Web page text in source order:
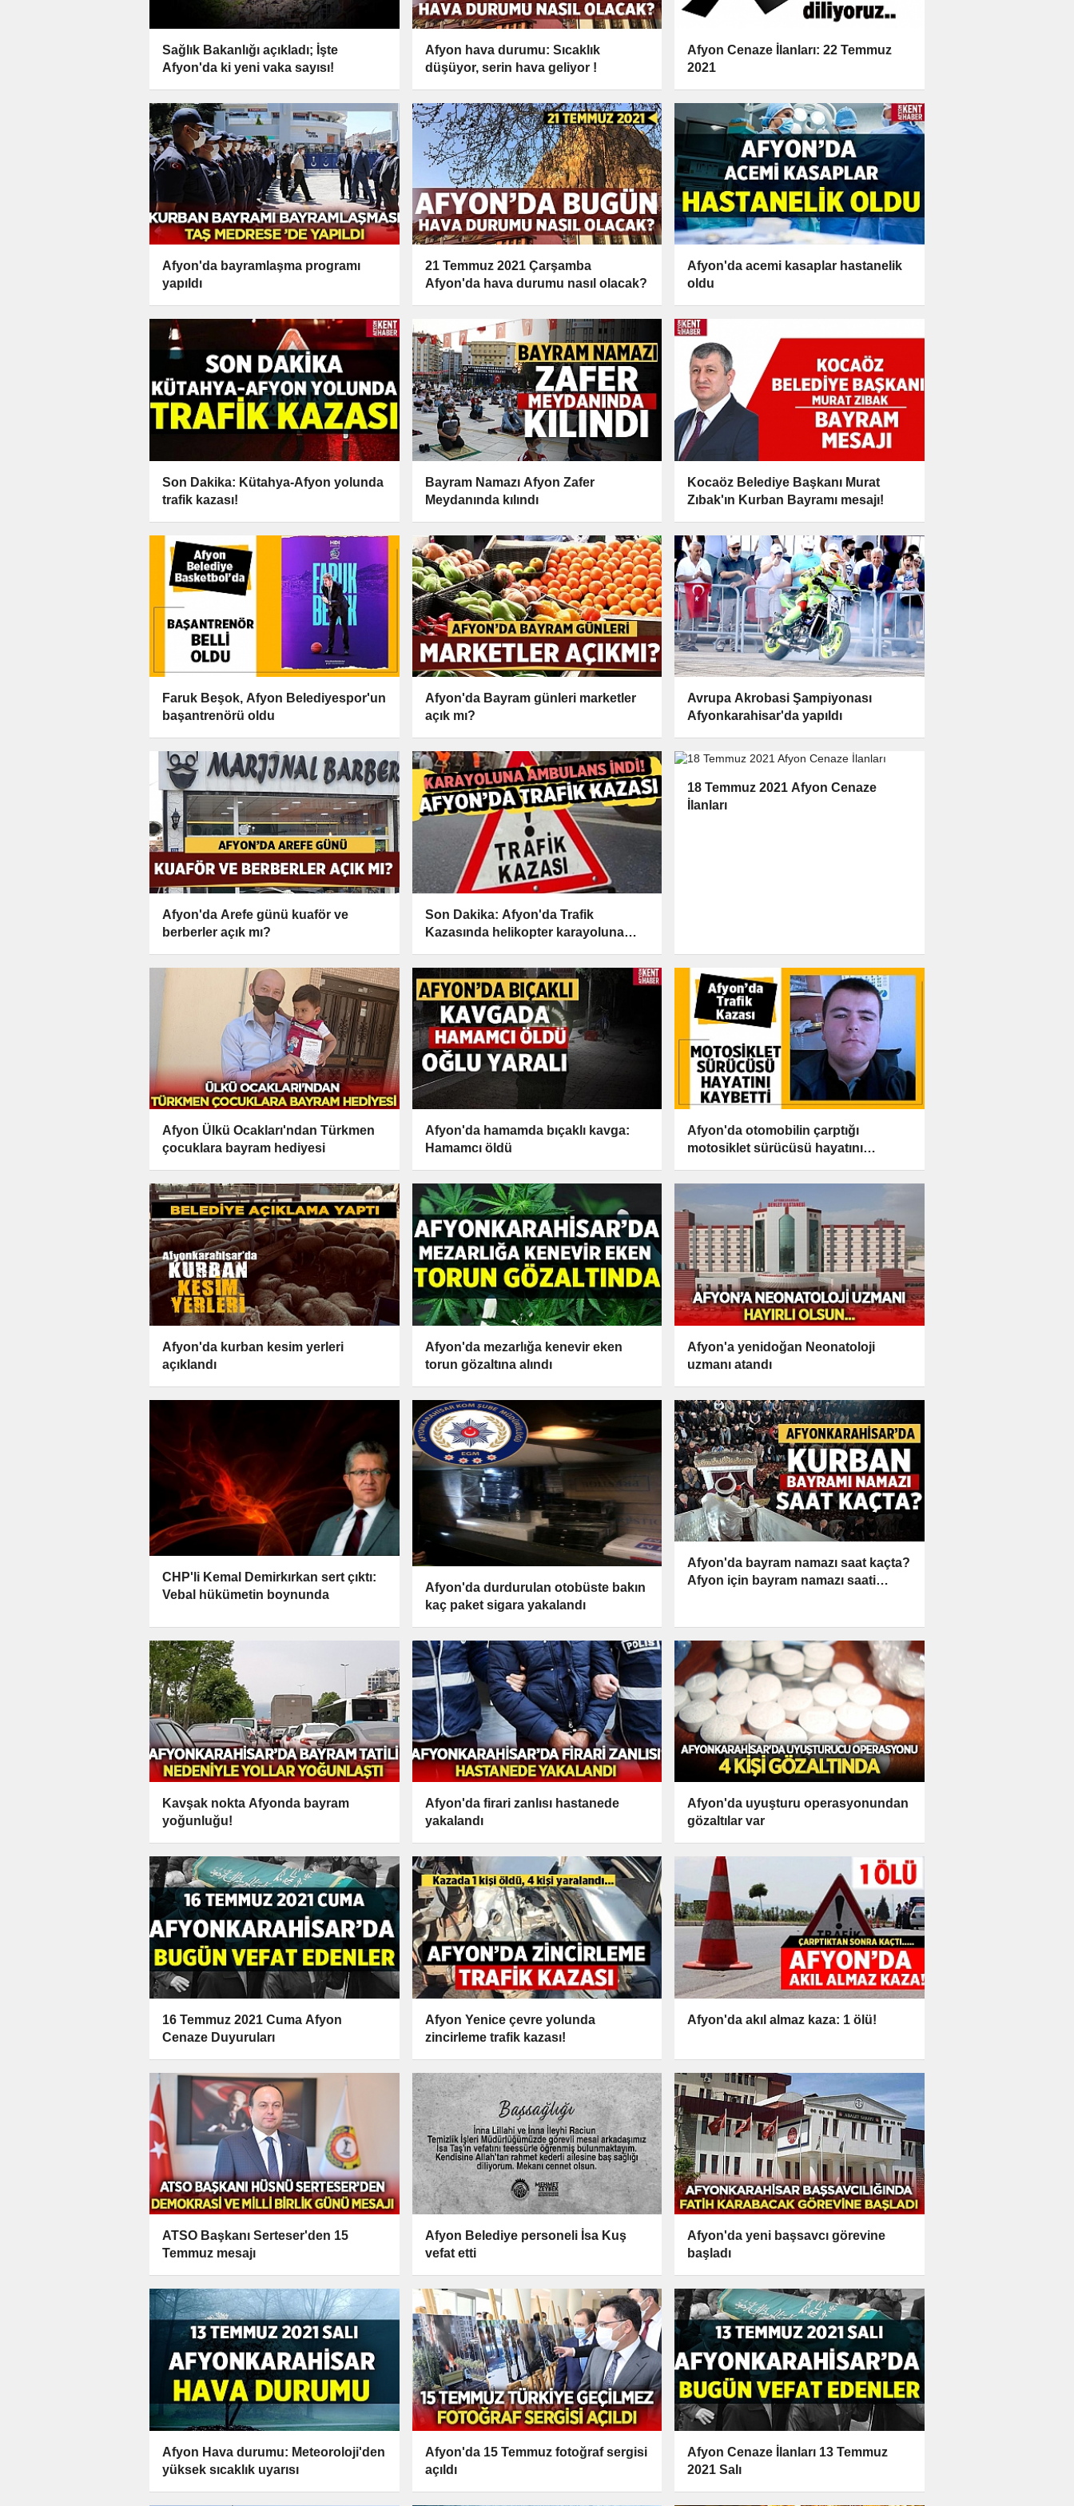
Sağlık Bakanlığı açıkladı; İşte
Afyon'da ki yeni vaka sayısı!
Afyon hava durumu: Sıcaklık
düşüyor, serin hava geliyor !
Afyon Cenaze İlanları: 22 Temmuz
2021
Afyon'da bayramlaşma programı
yapıldı
21 Temmuz 2021 Çarşamba
Afyon'da hava durumu nasıl olacak?
Afyon'da acemi kasaplar hastanelik
oldu
Son Dakika: Kütahya-Afyon yolunda
trafik kazası!
Bayram Namazı Afyon Zafer
Meydanında kılındı
Kocaöz Belediye Başkanı Murat
Zıbak'ın Kurban Bayramı mesajı!
Faruk Beşok, Afyon Belediyespor'un
başantrenörü oldu
Afyon'da Bayram günleri marketler
açık mı?
Avrupa Akrobasi Şampiyonası
Afyonkarahisar'da yapıldı
Afyon'da Arefe günü kuaför ve
berberler açık mı?
Son Dakika: Afyon'da Trafik
Kazasında helikopter karayoluna
18 Temmuz 2021 Afyon Cenaze
İlanları
Afyon Ülkü Ocakları'ndan Türkmen
çocuklara bayram hediyesi
Afyon'da hamamda bıçaklı kavga:
Hamamcı öldü
Afyon'da otomobilin çarptığı
motosiklet sürücüsü hayatını
Afyon'da kurban kesim yerleri
açıklandı
Afyon'da mezarlığa kenevir eken
torun gözaltına alındı
Afyon'a yenidoğan Neonatoloji
uzmanı atandı
CHP'li Kemal Demirkırkan sert çıktı:
Vebal hükümetin boynunda
Afyon'da durdurulan otobüste bakın
kaç paket sigara yakalandı
Afyon'da bayram namazı saat kaçta?
Afyon için bayram namazı saati…
Kavşak nokta Afyonda bayram
yoğunluğu!
Afyon'da firari zanlısı hastanede
yakalandı
Afyon'da uyuşturu operasyonundan
gözaltılar var
16 Temmuz 2021 Cuma Afyon
Cenaze Duyuruları
Afyon Yenice çevre yolunda
zincirleme trafik kazası!
Afyon'da akıl almaz kaza: 1 ölü!
ATSO Başkanı Serteser'den 15
Temmuz mesajı
Afyon Belediye personeli İsa Kuş
vefat etti
Afyon'da yeni başsavcı görevine
başladı
Afyon Hava durumu: Meteoroloji'den
yüksek sıcaklık uyarısı
Afyon'da 15 Temmuz fotoğraf sergisi
açıldı
Afyon Cenaze İlanları 13 Temmuz
2021 Salı